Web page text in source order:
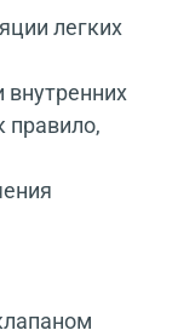
легких
правило,